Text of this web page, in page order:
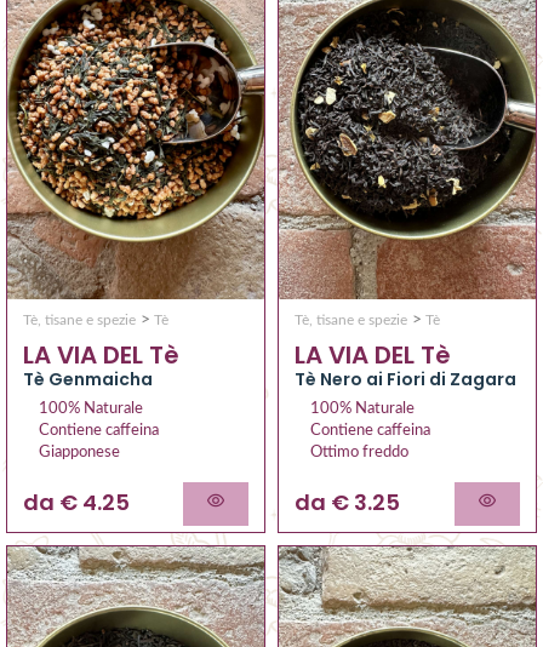
Tè, tisane e spezie > Tè
LA VIA DEL Tè
Tè Genmaicha
100% Naturale
Contiene caffeina
Giapponese
da € 4.25
Tè, tisane e spezie > Tè
LA VIA DEL Tè
Tè Nero ai Fiori di Zagara
100% Naturale
Contiene caffeina
Ottimo freddo
da € 3.25